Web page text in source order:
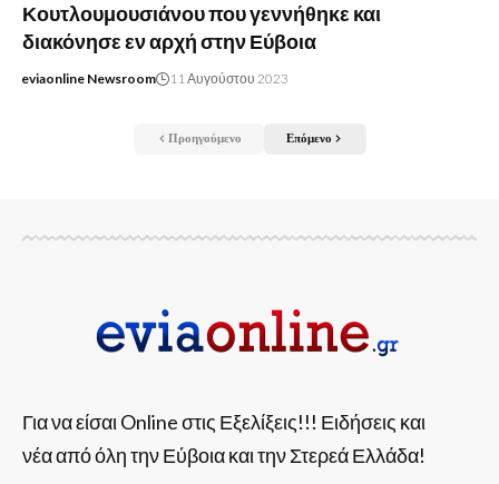
Κουτλουμουσιάνου που γεννήθηκε και
διακόνησε εν αρχή στην Εύβοια
eviaonline Newsroom 11 Αυγούστου 2023
Προηγούμενο Επόμενο
Για να είσαι Online στις Εξελίξεις!!! Ειδήσεις και
νέα από όλη την Εύβοια και την Στερεά Ελλάδα!